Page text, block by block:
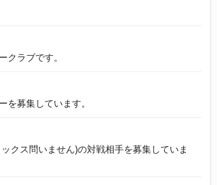
クラブです。
を募集しています。
クス問いません)の対戦相手を募集していま